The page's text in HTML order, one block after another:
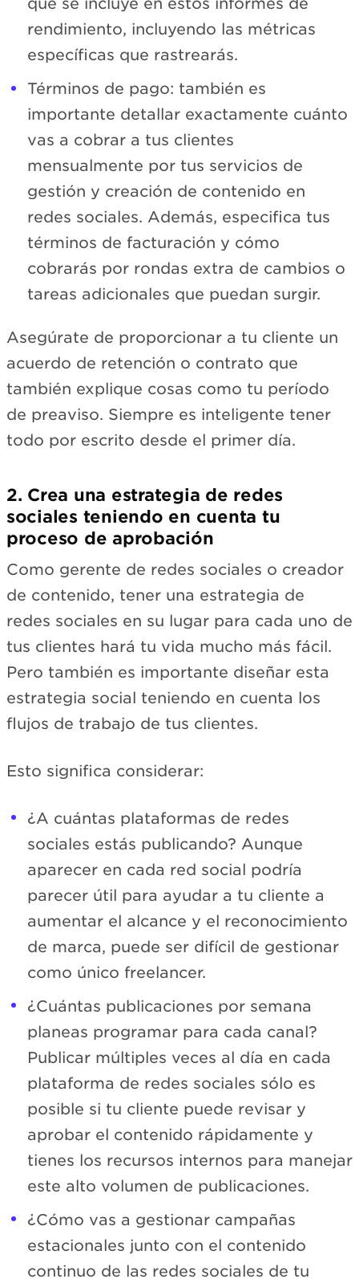
rendimiento, incluyendo las métricas
específicas que rastrearás.
Términos de pago: también es
importante detallar exactamente cuánto
vas a cobrar a tus clientes
mensualmente por tus servicios de
gestión y creación de contenido en
redes sociales. Además, especifica tus
términos de facturación y cómo
cobrarás por rondas extra de cambios o
tareas adicionales que puedan surgir.
Asegúrate de proporcionar a tu cliente un
acuerdo de retención o contrato que
también explique cosas como tu período
de preaviso. Siempre es inteligente tener
todo por escrito desde el primer día.
2. Crea una estrategia de redes
sociales teniendo en cuenta tu
proceso de aprobación
Como gerente de redes sociales o creador
de contenido, tener una estrategia de
redes sociales en su lugar para cada uno de
tus clientes hará tu vida mucho más fácil.
Pero también es importante diseñar esta
estrategia social teniendo en cuenta los
flujos de trabajo de tus clientes.
Esto significa considerar:
¿A cuántas plataformas de redes
sociales estás publicando? Aunque
aparecer en cada red social podría
parecer útil para ayudar a tu cliente a
aumentar el alcance y el reconocimiento
de marca, puede ser difícil de gestionar
como único freelancer.
¿Cuántas publicaciones por semana
planeas programar para cada canal?
Publicar múltiples veces al día en cada
plataforma de redes sociales sólo es
posible si tu cliente puede revisar y
aprobar el contenido rápidamente y
tienes los recursos internos para manejar
este alto volumen de publicaciones.
¿Cómo vas a gestionar campañas
estacionales junto con el contenido
continuo de las redes sociales de tu